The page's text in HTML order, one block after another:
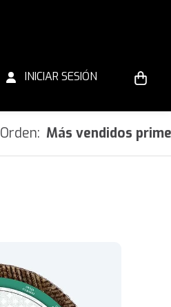
INICIAR SESIÓN
Orden: Más vendidos